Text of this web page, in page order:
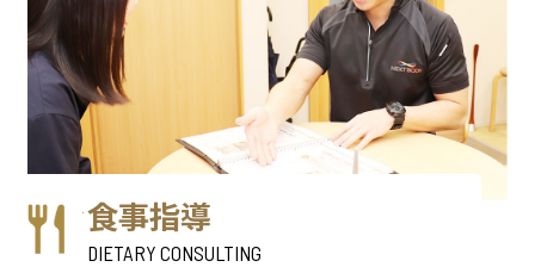
食事指導
DIETARY CONSULTING